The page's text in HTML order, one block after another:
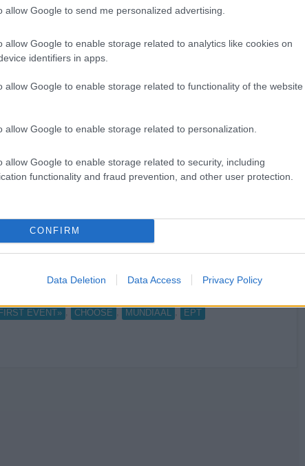
allow Google to send me personalized advertising.
allow Google to enable storage related to analytics like cookies on
identifiers in apps.
allow Google to enable storage related to functionality of the website
allow Google to enable storage related to personalization.
allow Google to enable storage related to security, including
functionality and fraud prevention, and other user protection.
CONFIRM
Data Deletion Data Access Privacy Policy
Ξορκίζουν τις διπλές εκλογές στο
Μαξίμου
EVENT» CHOOSE MUNDIAAL ΕΡΤ